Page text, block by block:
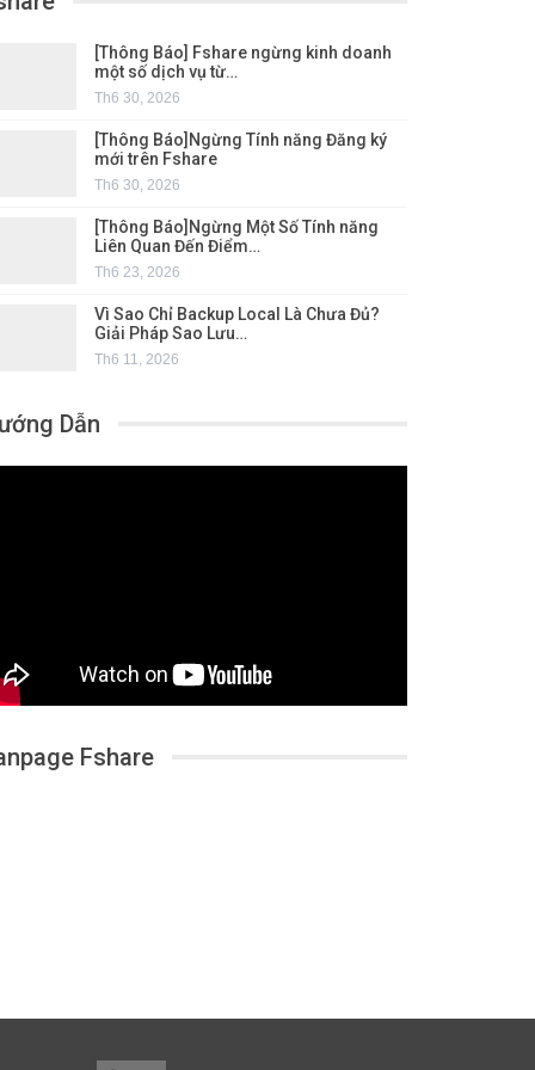
[Thông Báo] Fshare ngừng kinh doanh
một số dịch vụ từ…
Th6 30, 2026
[Thông Báo]Ngừng Tính năng Đăng ký
mới trên Fshare
Th6 30, 2026
[Thông Báo]Ngừng Một Số Tính năng
Liên Quan Đến Điểm…
Th6 23, 2026
Vì Sao Chỉ Backup Local Là Chưa Đủ?
Giải Pháp Sao Lưu…
Th6 11, 2026
Dẫn
Fshare